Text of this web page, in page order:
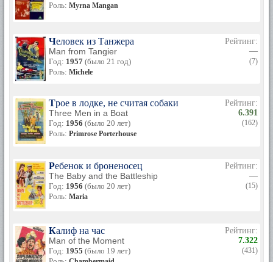
Роль: Myrna Mangan
Человек из Танжера
Man from Tangier
Год: 1957 (было 21 год)
Роль: Michele
Рейтинг:
—
(7)
Трое в лодке, не считая собаки
Three Men in a Boat
Год: 1956 (было 20 лет)
Роль: Primrose Porterhouse
Рейтинг:
6.391
(162)
Ребенок и броненосец
The Baby and the Battleship
Год: 1956 (было 20 лет)
Роль: Maria
Рейтинг:
—
(15)
Калиф на час
Man of the Moment
Год: 1955 (было 19 лет)
Рейтинг:
7.322
(431)